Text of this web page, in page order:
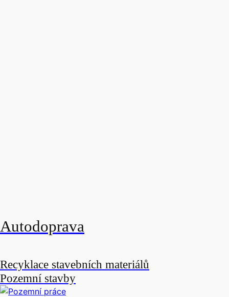
Autodoprava
Recyklace stavebních materiálů
Pozemní stavby